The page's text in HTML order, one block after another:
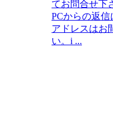
てお問合せ下
PCからの返
アドレスはお
い。i ...